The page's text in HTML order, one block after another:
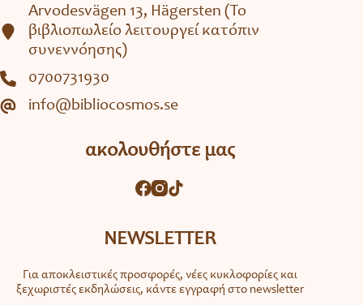
Arvodesvägen 13, Hägersten (To
βιβλιοπωλείο λειτουργεί κατόπιν
συνεννόησης)
0700731930
info@bibliocosmos.se
ακολουθήστε μας
NEWSLETTER
Για αποκλειστικές προσφορές, νέες κυκλοφορίες και
ξεχωριστές εκδηλώσεις, κάντε εγγραφή στο newsletter